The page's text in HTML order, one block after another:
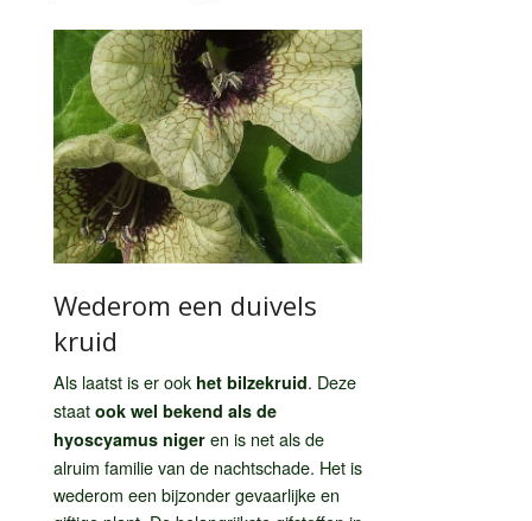
Wederom een duivels
kruid
Als laatst is er ook het bilzekruid. Deze
staat ook wel bekend als de
hyoscyamus niger en is net als de
alruim familie van de nachtschade. Het is
wederom een bijzonder gevaarlijke en